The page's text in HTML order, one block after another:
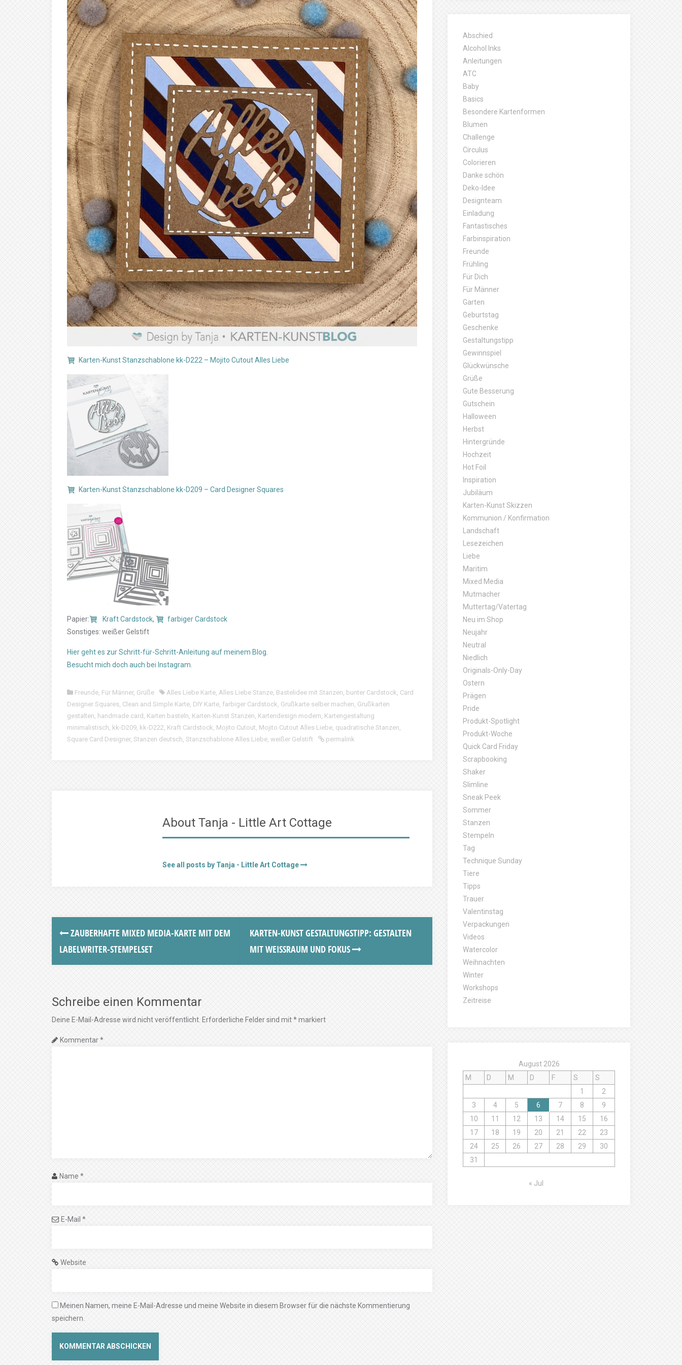
Karten-Kunst Stanzschablone kk-D222 – Mojito Cutout Alles Liebe
Karten-Kunst Stanzschablone kk-D209 – Card Designer Squares
Papier: Kraft Cardstock,
farbiger Cardstock
Sonstiges: weißer Gelstift
Hier geht es zur Schritt-für-Schritt-Anleitung auf meinem Blog.
Besucht mich doch auch bei Instagram.
Freunde, Für Männer, Grüße Alles Liebe Karte, Alles Liebe Stanze, Bastelidee mit Stanzen, bunter Cardstock, Card
Designer Squares, Clean and Simple Karte, DIY Karte, farbiger Cardstock, Grußkarte selber machen, Grußkarten
gestalten, handmade card , Karten basteln, Karten-Kunst Stanzen, Kartendesign modern, Kartengestaltung
minimalistisch, kk-D209, kk-D222, Kraft Cardstock, Mojito Cutout, Mojito Cutout Alles Liebe, quadratische Stanzen,
Square Card Designer, Stanzen deutsch, Stanzschablone Alles Liebe, weißer Gelstift permalink
About Tanja - Little Art Cottage
See all posts by Tanja - Little Art Cottage
ZAUBERHAFTE MIXED MEDIA-KARTE MIT DEM
LABELWRITER-STEMPELSET
KARTEN-KUNST GESTALTUNGSTIPP: GESTALTEN
MIT WEISSRAUM UND FOKUS
Schreibe einen Kommentar
Deine E-Mail-Adresse wird nicht veröffentlicht. Erforderliche Felder sind mit*markiert
Kommentar*
Name *
E-Mail *
Website
Meinen Namen, meine E-Mail-Adresse und meine Website in diesem Browser für die nächste Kommentierung
speichern.
Abschied
Alcohol Inks
Anleitungen
ATC
Baby
Basics
Besondere Kartenformen
Blumen
Challenge
Circulus
Colorieren
Danke schön
Deko-Idee
Designteam
Einladung
Fantastisches
Farbinspiration
Freunde
Frühling
Für Dich
Für Männer
Garten
Geburtstag
Geschenke
Gestaltungstipp
Gewinnspiel
Glückwünsche
Grüße
Gute Besserung
Gutschein
Halloween
Herbst
Hintergründe
Hochzeit
Hot Foil
Inspiration
Jubiläum
Karten-Kunst Skizzen
Kommunion / Konfirmation
Landschaft
Lesezeichen
Liebe
Maritim
Mixed Media
Mutmacher
Muttertag/Vatertag
Neu im Shop
Neujahr
Neutral
Niedlich
Originals-Only-Day
Ostern
Prägen
Pride
Produkt-Spotlight
Produkt-Woche
Quick Card Friday
Scrapbooking
Shaker
Slimline
Sneak Peek
Sommer
Stanzen
Stempeln
Tag
Technique Sunday
Tiere
Tipps
Trauer
Valentinstag
Verpackungen
Videos
Watercolor
Weihnachten
Winter
Workshops
Zeitreise
August 2026
M
D M D F S
S
1
2
3
4 5 6 7 8
9
10
11 12 13 14 15
16
17
18 19 20 21 22
23
24
25 26 27 28 29
30
31
« Jul